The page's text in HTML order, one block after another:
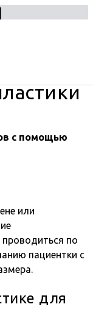
с помощью
или
по
пациентки с
для